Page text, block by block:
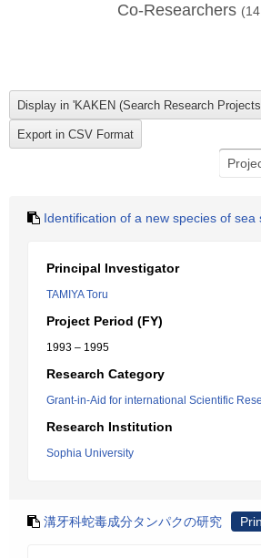
Co-Researchers (14
Identification of a new species of sea
Principal Investigator
TAMIYA Toru
Project Period (FY)
1993 – 1995
Research Category
Grant-in-Aid for international Scientific
Research Institution
Sophia University
溝牙科蛇毒成分タンパクの研究